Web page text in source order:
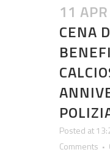
11 APR
CENA
Posted at
Comments